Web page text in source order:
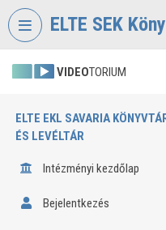
Fejléc kihagyása
ELTE SEK
VIDEOTORIUM
ELTE EKL SAVARIA
ÉS LEVÉLTÁR
Intézményi kezdőlap
Bejelentkezés